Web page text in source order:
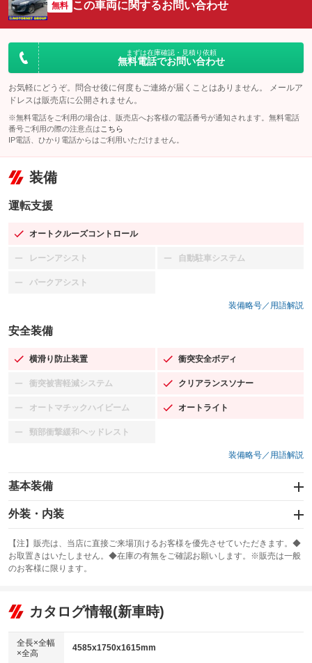
無料 この車両に関するお問い合わせ
まずは在庫確認・見積り依頼
無料電話でお問い合わせ
お気軽にどうぞ。問合せ後に何度もご連絡が届くことはありません。 メールア
ドレスは販売店に公開されません。
※無料電話をご利用の場合は、販売店へお客様の電話番号が通知されます。無料電話
番号ご利用の際の注意点は こちら
IP電話、ひかり電話からはご利用いただけません。
装備
運転支援
オートクルーズコントロール
：装備あり
レーンアシスト
：装備なし 自動駐車システム
：装備なし
パークアシスト
：装備なし
装備略号／用語解説
安全装備
横滑り防止装置
：装備あり 衝突安全ボディ
：装備あり
衝突被害軽減システム
：装備なし クリアランスソナー
：装備あり
オートマチックハイビーム
：装備なし オートライト
：装備あり
頸部衝撃緩和ヘッドレスト
：装備なし
装備略号／用語解説
基本装備
エアバッグ：運転席/助手席/サイド
：装備あり
：装備あり
サンルーフ
：装備なし ABS
リフトアップ
：装備なし
：装備なし
パワーウィンドウ
外装・内装
カーナビ：SDナビ
：装備あり
TV：フルセグ
：装備あり
ビジュアル：-／DVD再生
：装備あり
アルミホイール：17インチ
：装備あり
【注】販売は、当店に直接ご来場頂けるお客様を優先させていただきます。◆
お取置きはいたしません。◆在庫の有無をご確認お願いします。※販売は一般
のお客様に限ります。
カタログ情報(新車時)
全長×全幅
×全高
4585x1750x1615mm